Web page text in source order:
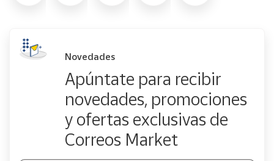
Novedades
Apúntate para recibir
novedades, promociones
y ofertas exclusivas de
Correos Market